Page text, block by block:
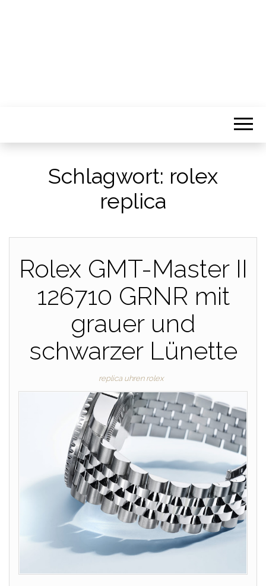
Schlagwort: rolex
replica​
Rolex GMT-Master II
126710 GRNR mit
grauer und
schwarzer Lünette
replica uhren rolex